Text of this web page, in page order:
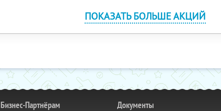
ПОКАЗАТЬ БОЛЬШЕ АКЦИЙ
Бизнес-Партнёрам Документы